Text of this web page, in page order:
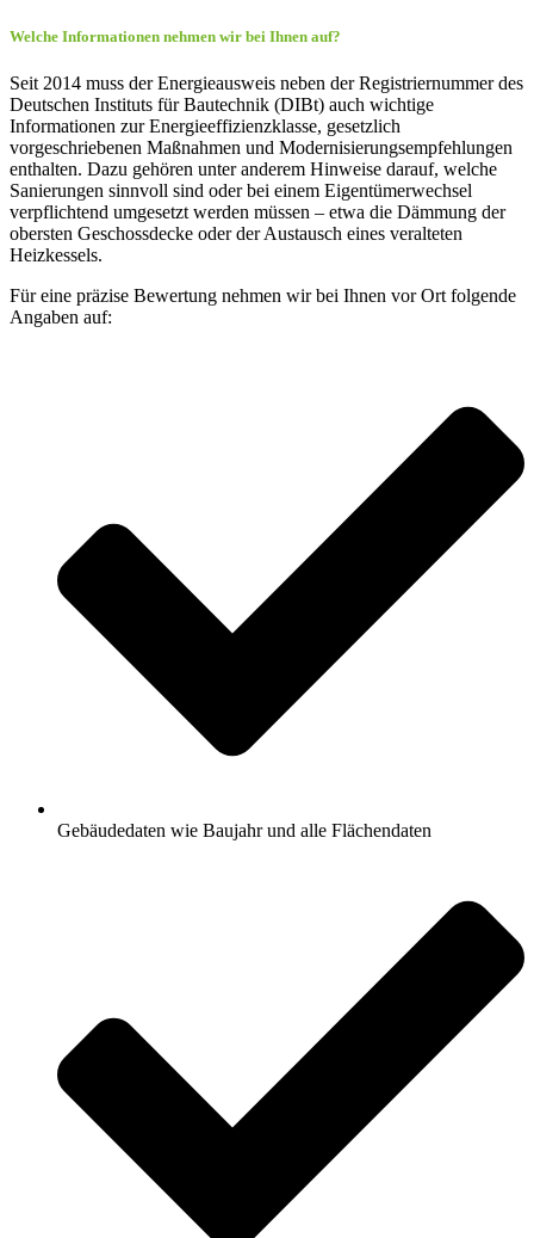
Welche Informationen nehmen wir bei Ihnen auf?
Seit 2014 muss der Energieausweis neben der Registriernummer des
Deutschen Instituts für Bautechnik (DIBt) auch wichtige
Informationen zur Energieeffizienzklasse, gesetzlich
vorgeschriebenen Maßnahmen und Modernisierungsempfehlungen
enthalten. Dazu gehören unter anderem Hinweise darauf, welche
Sanierungen sinnvoll sind oder bei einem Eigentümerwechsel
verpflichtend umgesetzt werden müssen – etwa die Dämmung der
obersten Geschossdecke oder der Austausch eines veralteten
Heizkessels.
Für eine präzise Bewertung nehmen wir bei Ihnen vor Ort folgende
Angaben auf:
Gebäudedaten wie Baujahr und alle Flächendaten